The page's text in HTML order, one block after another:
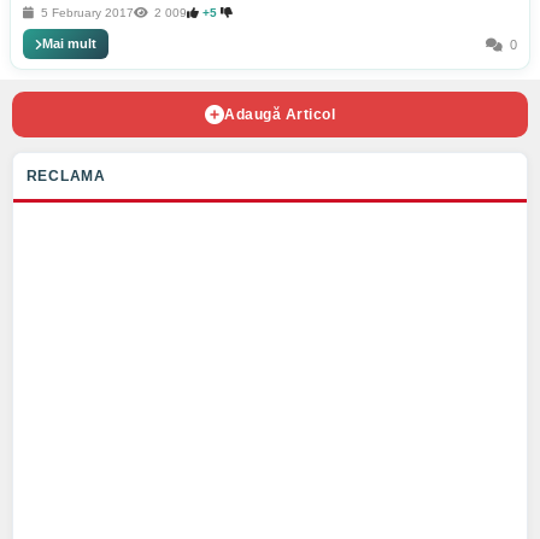
5 February 2017 2 009 +5
Mai mult 0
Adaugă Articol
RECLAMA